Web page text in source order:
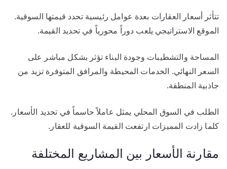
تتأثر أسعار العقارات بعدة عوامل رئيسية تحدد قيمتها السوقية.
الموقع الاستراتيجي يلعب دوراً محورياً في تحديد القيمة.
المساحة والتشطيبات وجودة البناء تؤثر بشكل مباشر على
السعر النهائي. الخدمات المحيطة والمرافق المتوفرة تزيد من
جاذبية المنطقة.
الطلب في السوق المحلي يمثل عاملاً حاسماً في تحديد الأسعار.
كلما زادت المميزات ارتفعت القيمة السوقية للعقار.
مقارنة الأسعار بين المشاريع المختلفة